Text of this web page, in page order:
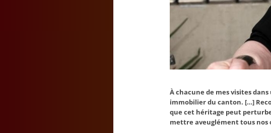
À chacune de mes visites
immobilier du canton. […]
que cet héritage peut
mettre aveuglément tous nos